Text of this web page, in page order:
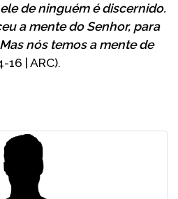
de ninguém é discernido.
a mente do Senhor, para
nós temos a mente de
16 | ARC).